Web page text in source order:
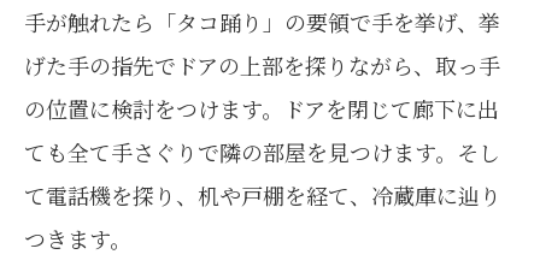
手が触れたら「タコ踊り」の要領で手を挙げ、挙
げた手の指先でドアの上部を探りながら、取っ手
の位置に検討をつけます。ドアを閉じて廊下に出
ても全て手さぐりで隣の部屋を見つけます。そし
て電話機を探り、机や戸棚を経て、冷蔵庫に辿り
つきます。